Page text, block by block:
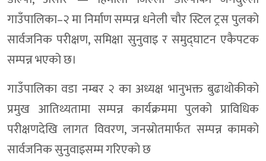
गाउँपालिका–२ मा निर्माण सम्पन्न धनेली चौर स्टिल ट्रस पुलको
सार्वजनिक परीक्षण, समिक्षा सुनुवाइ र समुद्घाटन एकैपटक
सम्पन्न भएको छ।
गाउँपालिका वडा नम्बर २ का अध्यक्ष भानुभक्त बुढाथोकीको
प्रमुख आतिथ्यतामा सम्पन्न कार्यक्रममा पुलको प्राविधिक
परीक्षणदेखि लागत विवरण, जनस्रोतमार्फत सम्पन्न कामको
सार्वजनिक सुनुवाइसम्म गरिएकाे छ